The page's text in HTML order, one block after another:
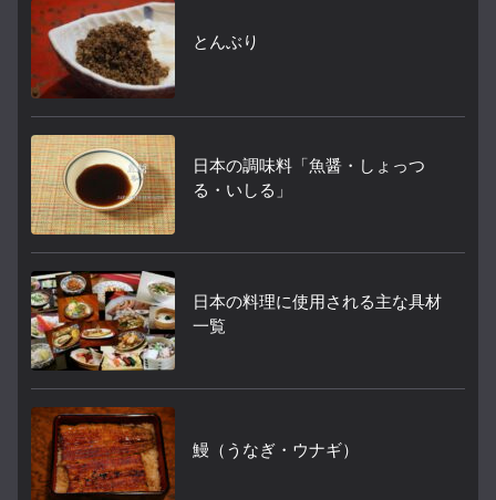
とんぶり
日本の調味料「魚醤・しょっつ
る・いしる」
日本の料理に使用される主な具材
一覧
鰻（うなぎ・ウナギ）